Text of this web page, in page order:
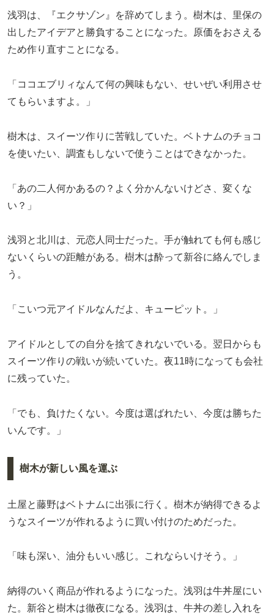
浅羽は、『エクサゾン』を辞めてしまう。樹木は、里保の
出したアイデアと勝負することになった。原価をおさえる
ため作り直すことになる。
「ココエブリィなんて何の興味もない、せいぜい利用させ
てもらいますよ。」
樹木は、スイーツ作りに苦戦していた。ベトナムのチョコ
を使いたい、調査もしないで使うことはできなかった。
「あの二人何かあるの？よく分かんないけどさ、変くな
い？」
浅羽と北川は、元恋人同士だった。手が触れても何も感じ
ないくらいの距離がある。樹木は酔って新谷に絡んでしま
う。
「こいつ元アイドルなんだよ、キューピット。」
アイドルとしての自分を捨てきれないでいる。翌日からも
スイーツ作りの戦いが続いていた。夜11時になっても会社
に残っていた。
「でも、負けたくない。今度は選ばれたい、今度は勝ちた
いんです。」
樹木が新しい風を運ぶ
土屋と藤野はベトナムに出張に行く。樹木が納得できるよ
うなスイーツが作れるように買い付けのためだった。
「味も深い、油分もいい感じ。これならいけそう。」
納得のいく商品が作れるようになった。浅羽は牛丼屋にい
た。新谷と樹木は徹夜になる。浅羽は、牛丼の差し入れを